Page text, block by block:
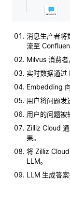
消息生产者将
流至 Confluent
Milvus 消费者
实时数据通过
Embedding
用户将问题发
用户的问题被
Zilliz Cloud
果。
将 Zilliz
LLM。
LLM 生成答案